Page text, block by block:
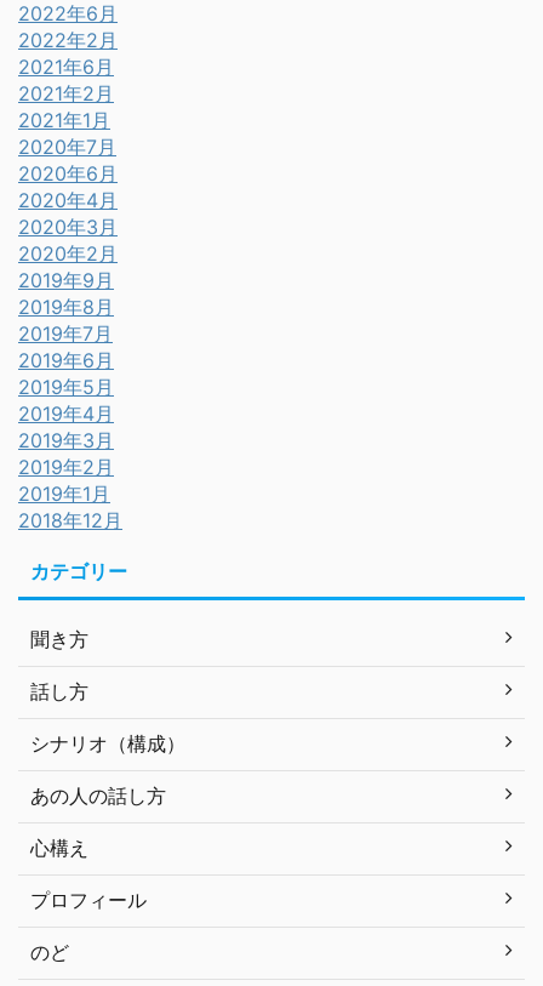
2022年6月
2022年2月
2021年6月
2021年2月
2021年1月
2020年7月
2020年6月
2020年4月
2020年3月
2020年2月
2019年9月
2019年8月
2019年7月
2019年6月
2019年5月
2019年4月
2019年3月
2019年2月
2019年1月
2018年12月
カテゴリー
聞き方
話し方
シナリオ（構成）
あの人の話し方
心構え
プロフィール
のど